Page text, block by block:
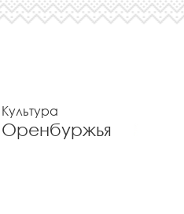
Культура
Оренбуржья